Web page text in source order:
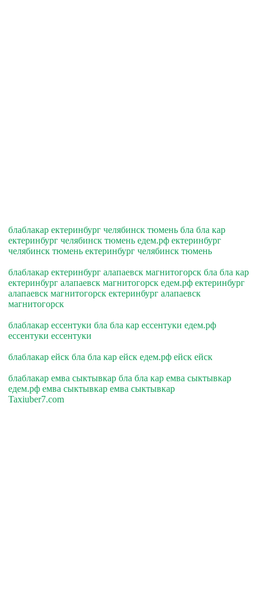
блаблакар ектеринбург челябинск тюмень бла бла кар
ектеринбург челябинск тюмень едем.рф ектеринбург
челябинск тюмень ектеринбург челябинск тюмень
блаблакар ектеринбург алапаевск магнитогорск бла бла кар
ектеринбург алапаевск магнитогорск едем.рф ектеринбург
алапаевск магнитогорск ектеринбург алапаевск
магнитогорск
блаблакар ессентуки бла бла кар ессентуки едем.рф
ессентуки ессентуки
блаблакар ейск бла бла кар ейск едем.рф ейск ейск
блаблакар емва сыктывкар бла бла кар емва сыктывкар
едем.рф емва сыктывкар емва сыктывкар
Taxiuber7.com